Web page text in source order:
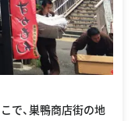
で、巣鴨商店街の地